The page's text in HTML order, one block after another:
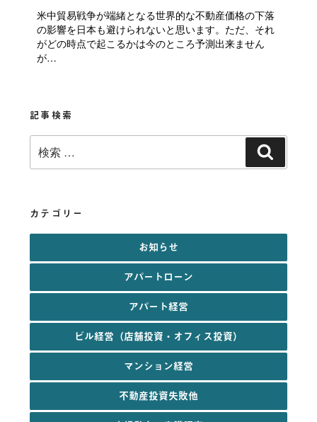
米中貿易戦争が端緒となる世界的な不動産価格の下落
の影響を日本も避けられないと思います。ただ、それ
がどの時点で起こるかは今のところ予測出来ません
が…
記事検索
検
索:
索
カテゴリー
お知らせ
アパートローン
アパート経営
ビル経営（店舗投資・オフィス投資）
マンション経営
不動産投資失敗他